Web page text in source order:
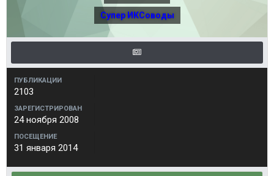
Супер ИКСоводы
ПУБЛИКАЦИИ
2103
ЗАРЕГИСТРИРОВАН
24 ноября 2008
ПОСЕЩЕНИЕ
31 января 2014